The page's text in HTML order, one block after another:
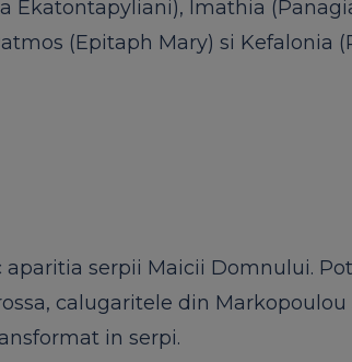
Imathia
(Epitaph Mary) si Kefalonia
serpii Maicii Domnului.
calugaritele din
in serpi.